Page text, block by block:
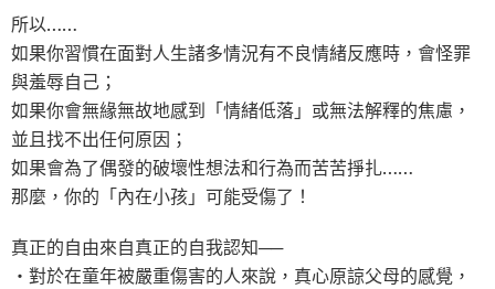
所以……
如果你習慣在面對人生諸多情況有不良情緒反應時，會怪罪
與羞辱自己；
如果你會無緣無故地感到「情緒低落」或無法解釋的焦慮，
並且找不出任何原因；
如果會為了偶發的破壞性想法和行為而苦苦掙扎……
那麼，你的「內在小孩」可能受傷了！
真正的自由來自真正的自我認知──
‧對於在童年被嚴重傷害的人來說，真心原諒父母的感覺，